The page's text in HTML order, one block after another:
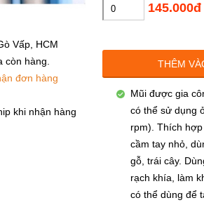
Vấp, HCM
còn hàng.
đơn hàng
khi nhận hàng
145.000đ
THÊM
Mũi được gia
có thể sử dụng
rpm). Thích
cầm tay nhỏ,
gỗ, trái cây.
rạch khía, làm
có thể dùng để